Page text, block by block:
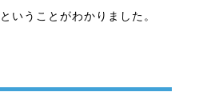
いうことがわかりました。